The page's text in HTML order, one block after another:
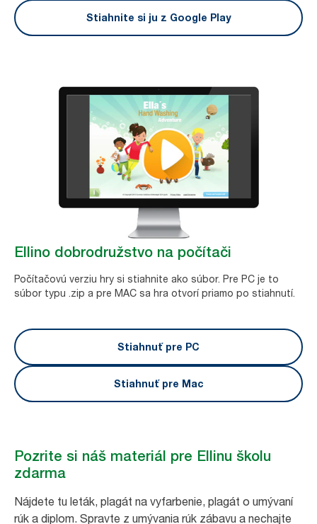
Stiahnite si ju z Google Play
Ellino dobrodružstvo na počítači
Počítačovú verziu hry si stiahnite ako súbor. Pre PC je to
súbor typu .zip a pre MAC sa hra otvorí priamo po stiahnutí.
Stiahnuť pre PC
Stiahnuť pre Mac
Pozrite si náš materiál pre Ellinu školu
zdarma
Nájdete tu leták, plagát na vyfarbenie, plagát o umývaní
rúk a diplom. Spravte z umývania rúk zábavu a nechajte